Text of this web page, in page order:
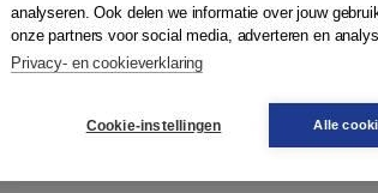
analyseren. Ook delen we informatie over jouw
onze partners voor social media, adverteren en
Privacy- en cookieverklaring
Cookie-instellingen Alle